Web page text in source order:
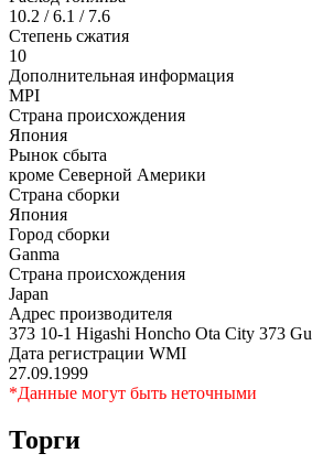
10.2 / 6.1 / 7.6
Степень сжатия
10
Дополнительная информация
MPI
Страна происхождения
Япония
Рынок сбыта
кроме Северной Америки
Страна сборки
Япония
Город сборки
Ganma
Страна происхождения
Japan
Адрес производителя
373 10-1 Higashi Honcho Ota City 373
Дата регистрации WMI
27.09.1999
*Данные могут быть неточными
Торги